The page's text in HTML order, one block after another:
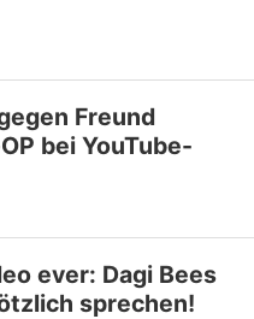
Freund
bei YouTube-
ever: Dagi Bees
sprechen!